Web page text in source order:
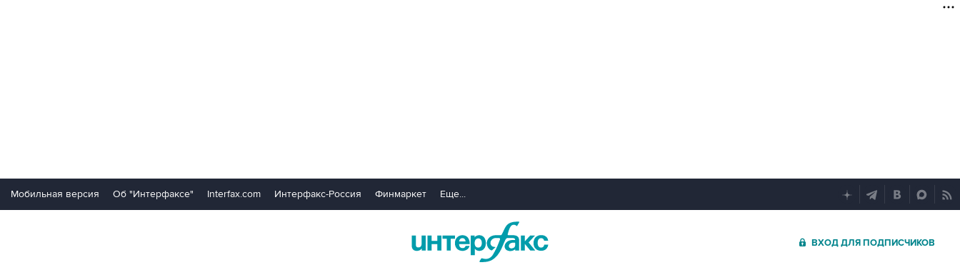
Мобильная версия Об "Интерфаксе" Interfax.com Интерфакс-Россия Финмаркет Еще...
ВХОД ДЛЯ ПОДПИСЧИКОВ